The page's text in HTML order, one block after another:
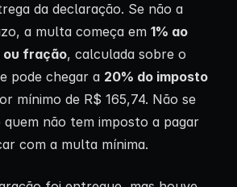
da declaração. Se não a
a multa começa em 1% ao
ou fração, calculada sobre o
pode chegar a 20% do imposto
mínimo de R$ 165,74. Não se
quem não tem imposto a pagar
com a multa mínima.